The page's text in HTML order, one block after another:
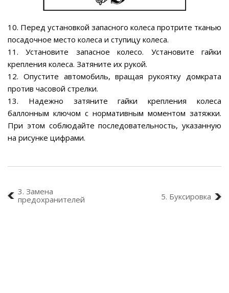
10. Перед установкой запасного колеса протрите тканью
посадочное место колеса и ступицу колеса.
11. Установите запасное колесо. Установите гайки
крепления колеса. Затяните их рукой.
12. Опустите автомобиль, вращая рукоятку домкрата
против часовой стрелки.
13. Надежно затяните гайки крепления колеса
баллонным ключом с нормативным моментом затяжки.
При этом соблюдайте последовательность, указанную
на рисунке цифрами.
3. Замена
предохранителей
5. Буксировка